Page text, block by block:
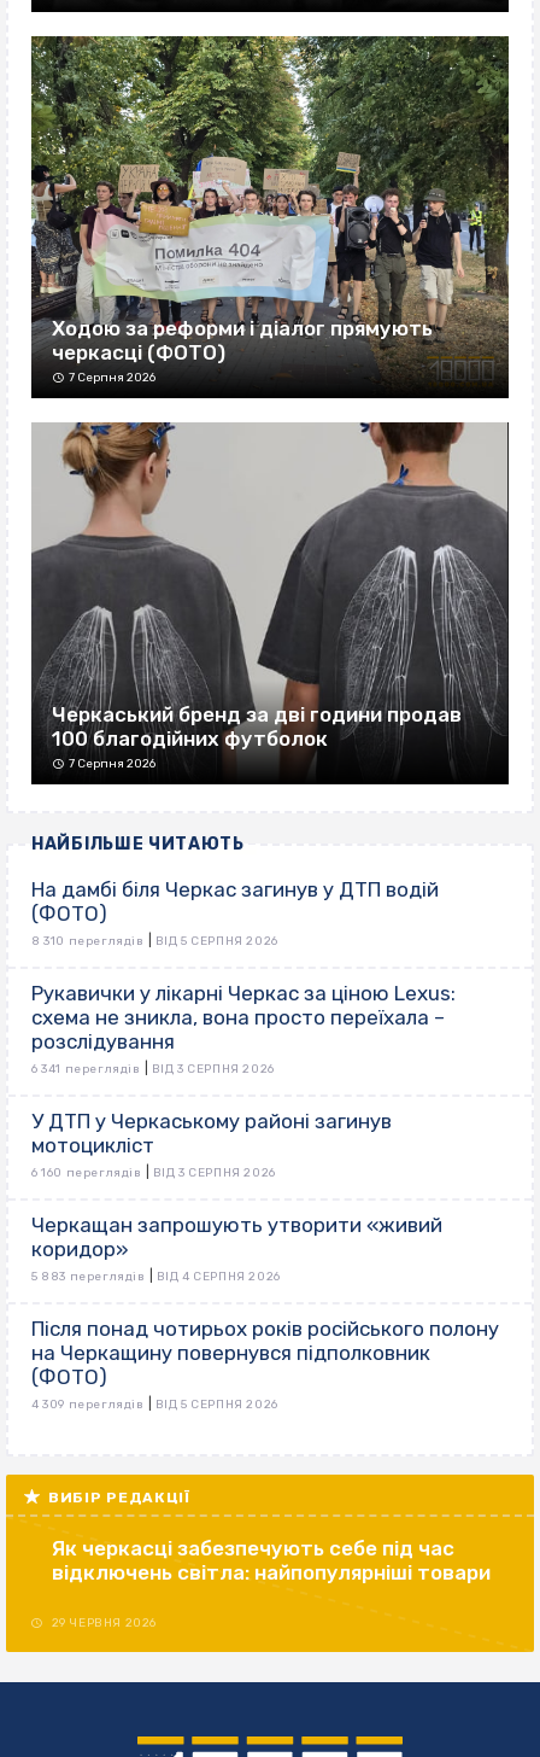
Ходою за реформи і діалог прямують
черкасці (ФОТО)
7 Серпня 2026
Черкаський бренд за дві години продав
100 благодійних футболок
7 Серпня 2026
НАЙБІЛЬШЕ ЧИТАЮТЬ
На дамбі біля Черкас загинув у ДТП водій
(ФОТО)
8 310 переглядів ВІД 5 СЕРПНЯ 2026
Рукавички у лікарні Черкас за ціною Lexus:
схема не зникла, вона просто переїхала –
розслідування
6 341 переглядів ВІД 3 СЕРПНЯ 2026
У ДТП у Черкаському районі загинув
мотоцикліст
6 160 переглядів ВІД 3 СЕРПНЯ 2026
Черкащан запрошують утворити «живий
коридор»
5 883 переглядів ВІД 4 СЕРПНЯ 2026
Після понад чотирьох років російського полону
на Черкащину повернувся підполковник
(ФОТО)
4 309 переглядів ВІД 5 СЕРПНЯ 2026
ВИБІР РЕДАКЦІЇ
Як черкасці забезпечують себе під час
відключень світла: найпопулярніші товари
29 ЧЕРВНЯ 2026